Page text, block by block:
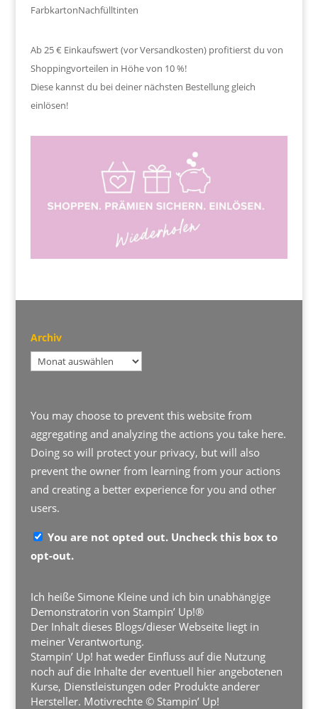
FarbkartonNachfülltinten
Ab 25 € Einkaufswert (vor Versandkosten) profitierst du von
Shoppingvorteilen in Höhe von 10 %!
Diese kannst du bei deiner nächsten Bestellung gleich
einlösen!
Archiv
Archiv
You may choose to prevent this website from
aggregating and analyzing the actions you take here.
Doing so will protect your privacy, but will also
prevent the owner from learning from your actions
and creating a better experience for you and other
users.
You are not opted out. Uncheck this box to
opt-out.
Ich heiße Simone Kleine und ich bin unabhängige
Demonstratorin von Stampin’ Up!®
Der Inhalt dieses Blogs/dieser Webseite liegt in
meiner Verantwortung.
Stampin’ Up! hat weder Einfluss auf die Nutzung
noch auf die Inhalte der eventuell hier angebotenen
Kurse, Dienstleistungen oder Produkte anderer
Hersteller. Motivrechte © Stampin’ Up!